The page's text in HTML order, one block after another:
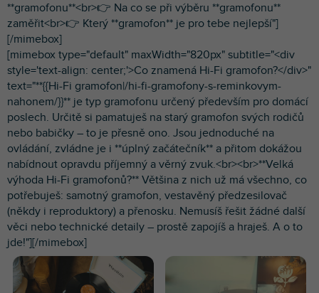
**gramofonu**<br>👉 Na co se při výběru **gramofonu**
zaměřit<br>👉 Který **gramofon** je pro tebe nejlepší"]
[/mimebox]
[mimebox type="default" maxWidth="820px" subtitle="<div
style='text-align: center;'>Co znamená Hi-Fi gramofon?</div>"
text="**{{Hi-Fi gramofon|/hi-fi-gramofony-s-reminkovym-
nahonem/}}** je typ gramofonu určený především pro domácí
poslech. Určitě si pamatuješ na starý gramofon svých rodičů
nebo babičky – to je přesně ono. Jsou jednoduché na
ovládání, zvládne je i **úplný začátečník** a přitom dokážou
nabídnout opravdu příjemný a věrný zvuk.<br><br>**Velká
výhoda Hi-Fi gramofonů?** Většina z nich už má všechno, co
potřebuješ: samotný gramofon, vestavěný předzesilovač
(někdy i reproduktory) a přenosku. Nemusíš řešit žádné další
věci nebo technické detaily – prostě zapojíš a hraješ. A o to
jde!"][/mimebox]